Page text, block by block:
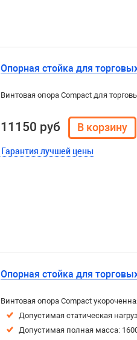
Опорная стойка для
Винтовая опора Compact для
11150 руб
Гарантия лучшей цены
Опорная стойка для
Винтовая опора Compact
Допустимая статическая
Допустимая полная масса: